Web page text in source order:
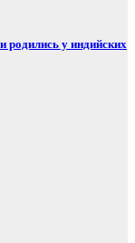
родились у индийских